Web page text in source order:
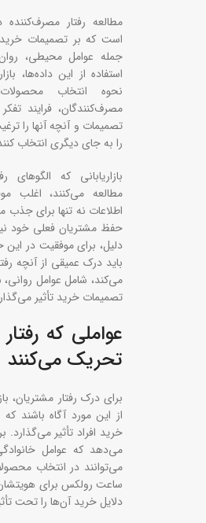
مطالعه رفتار مصرف‌کننده
است که بر تصمیمات خرید
جمله عوامل محیطی،
استفاده از این داده‌ها،
نحوه انتخاب
مصرف‌کنندگان، فرایند
تصمیمات و آنچه آنها را
را به جای دیگری انتخاب
بازاریابانی که الگوهای
مطالعه می‌کنند، اغلب
اطلاعات نه تنها برای جذب
حفظ مشتریان فعلی خود
دلیل، برای موفقیت در این
باید درک عمیقی از آنچه
می‌کند، شامل عوامل
تصمیمات خرید تأثیر
عواملی که
تحریک می‌کنند
برای درک رفتار مشتریان،
از این مورد آگاه باشند
خرید افراد تأثیر می‌گذارد.
می‌دهد که عوامل
می‌توانند در انتخاب
ساعت رولکس برای
دلایل خرید آن‌ها را تحت